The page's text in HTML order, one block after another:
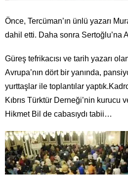
Önce, Tercüman’ın ünlü yazarı
dahil etti. Daha sonra Sertoğlu’na
Güreş tefrikacısı ve tarih yazarı
Avrupa’nın dört bir yanında,
yurttaşlar ile toplantılar
Kıbrıs Türktür Derneği’nin kurucu
Hikmet Bil de cabasıydı tabii…